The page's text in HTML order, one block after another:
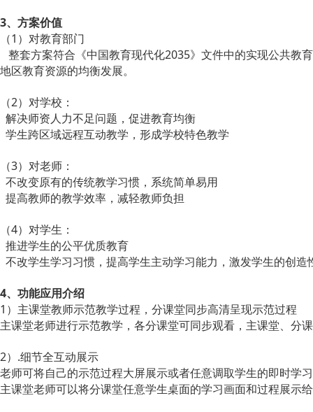
3、方案价值
（1）对教育部门
整套方案符合《中国教育现代化2035》文件中的实现公共教
地区教育资源的均衡发展。
（2）对学校：
解决师资人力不足问题，促进教育均衡
学生跨区域远程互动教学，形成学校特色教学
（3）对老师：
不改变原有的传统教学习惯，系统简单易用
提高教师的教学效率，减轻教师负担
（4）对学生：
推进学生的公平优质教育
不改学生学习习惯，提高学生主动学习能力，激发学生的创造
4、功能应用介绍
1）主课堂教师示范教学过程，分课堂同步高清呈现示范过程
主课堂老师进行示范教学，各分课堂可同步观看，主课堂、分
2）.细节全互动展示
老师可将自己的示范过程大屏展示或者任意调取学生的即时学
主课堂老师可以将分课堂任意学生桌面的学习画面和过程展示